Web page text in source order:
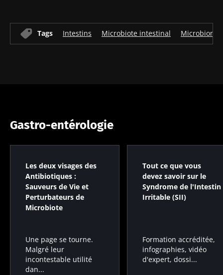
Tags Intestins Microbiote intestinal Microbiome
Gastro-entérologie
Les deux visages des
Antibiotiques :
Sauveurs de Vie et
Perturbateurs de
Microbiote
Une page se tourne.
Malgré leur
incontestable utilité
dan...
Tout ce que vous
devez savoir sur le
Syndrome de l'Intestin
Irritable (SII)
Formation accréditée,
infographies, vidéo
d'expert, dossi...